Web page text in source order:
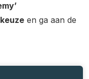
en ga aan de